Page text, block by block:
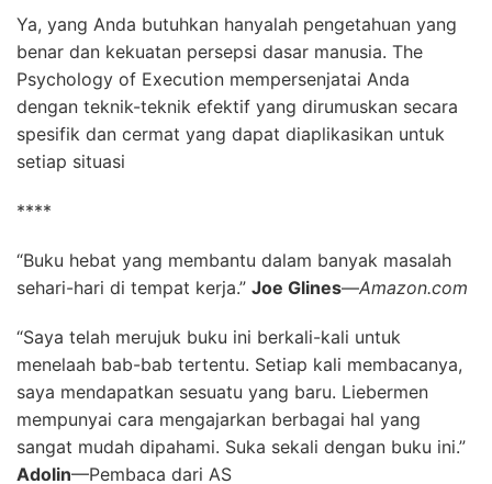
Ya, yang Anda butuhkan hanyalah pengetahuan yang
benar dan kekuatan persepsi dasar manusia. The
Psychology of Execution mempersenjatai Anda
dengan teknik-teknik efektif yang dirumuskan secara
spesifik dan cermat yang dapat diaplikasikan untuk
setiap situasi
****
“Buku hebat yang membantu dalam banyak masalah
sehari-hari di tempat kerja.” Joe Glines—Amazon.com
“Saya telah merujuk buku ini berkali-kali untuk
menelaah bab-bab tertentu. Setiap kali membacanya,
saya mendapatkan sesuatu yang baru. Liebermen
mempunyai cara mengajarkan berbagai hal yang
sangat mudah dipahami. Suka sekali dengan buku ini.”
Adolin—Pembaca dari AS